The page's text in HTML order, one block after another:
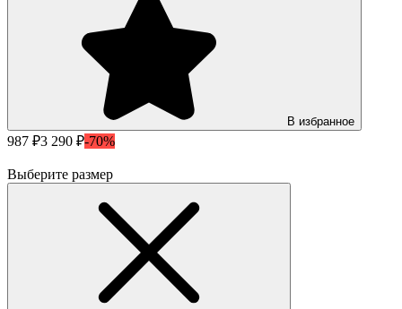
В избранное
987 ₽3 290 ₽-70%
Выберите размер